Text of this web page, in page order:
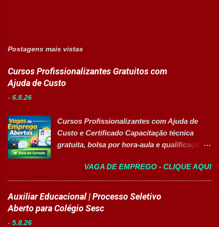
Postagens mais vistas
Cursos Profissionalizantes Gratuitos com
Ajuda de Custo
- 6.8.26
Cursos Profissionalizantes com Ajuda de
Custo e Certificado Capacitação técnica
gratuita, bolsa por hora-aula e qualificação
MINHA VAGA Sobre o Programa de
Qualificação Estão abertas as inscrições
para programas de formação
profissionalizante voltados para o
desenvolvimento de carreiras e capacitação
VAGA DE EMPREGO - CLIQUE AQUI
Auxiliar Educacional | Processo Seletivo
Aberto para Colégio Sesc
- 5.8.26